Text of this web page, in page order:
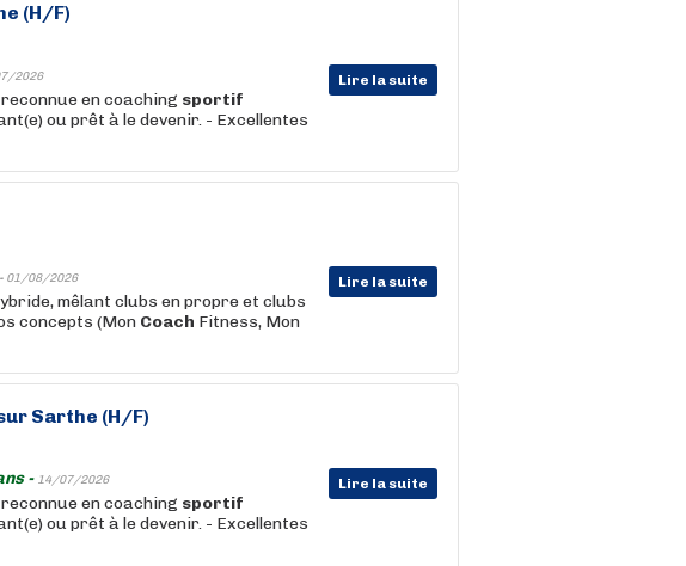
(H/F)
2026 Lire la suite
en coaching sportif
ou prêt à le devenir. - Excellentes
01/08/2026 Lire la suite
mêlant clubs en propre et clubs
concepts (Mon Coach Fitness, Mon
Sarthe (H/F)
- 14/07/2026 Lire la suite
en coaching sportif
ou prêt à le devenir. - Excellentes